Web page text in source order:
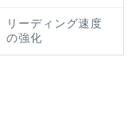
リーディング速度
の強化